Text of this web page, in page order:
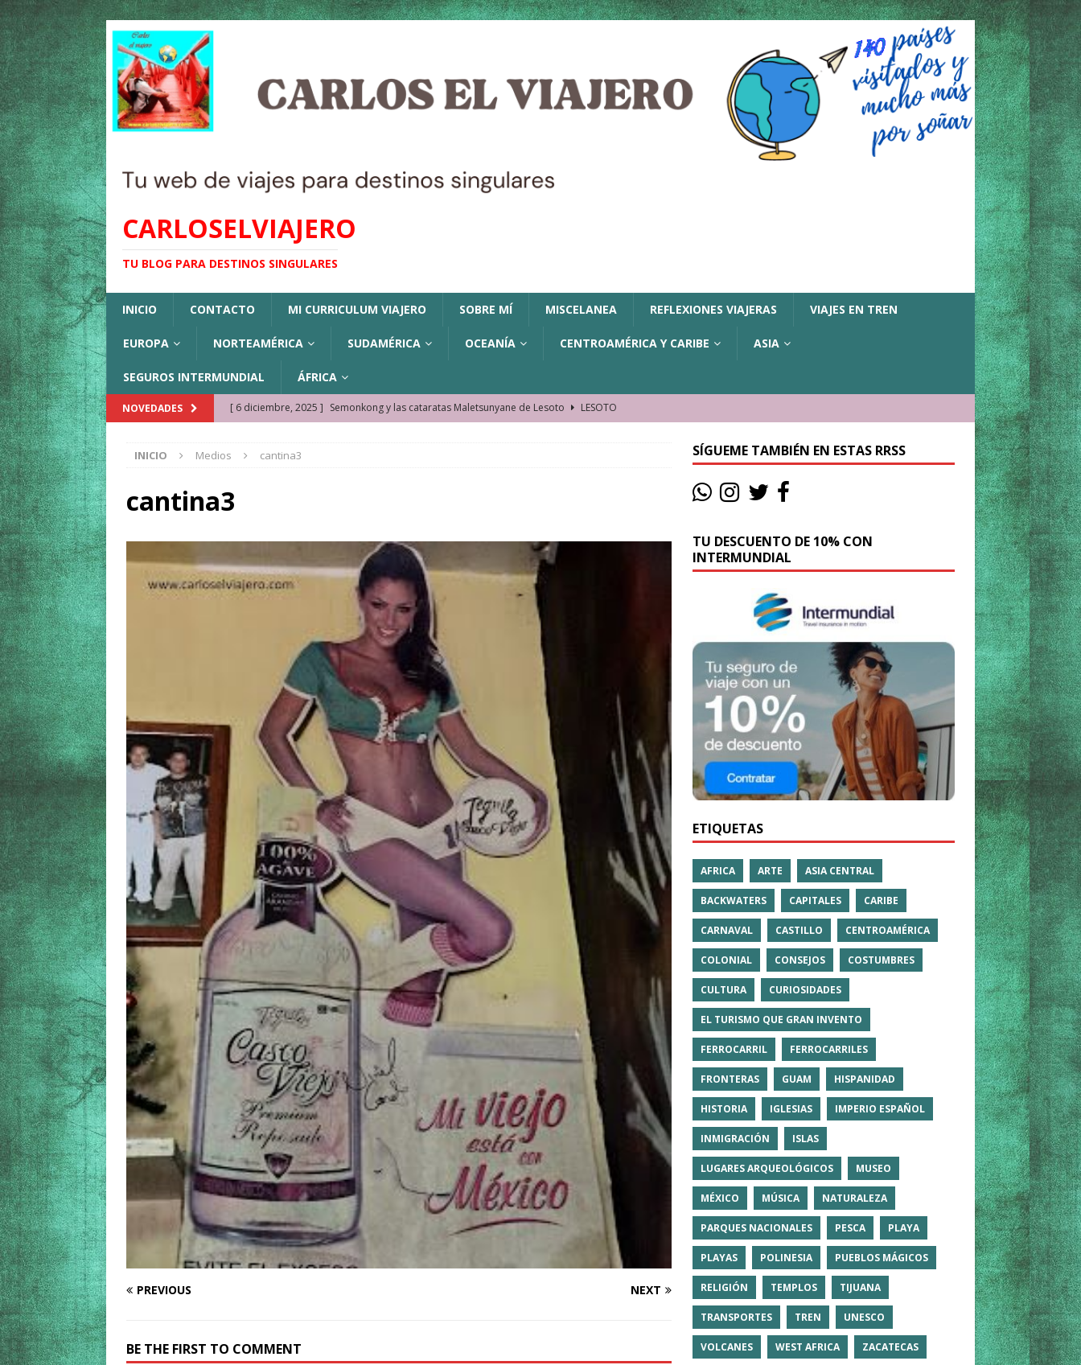
CARLOSELVIAJERO
TU BLOG PARA DESTINOS SINGULARES
INICIO CONTACTO MI CURRICULUM VIAJERO SOBRE MÍ MISCELANEA REFLEXIONES VIAJERAS VIAJES EN TREN
EUROPA NORTEAMÉRICA SUDAMÉRICA OCEANÍA CENTROAMÉRICA Y CARIBE ASIA
SEGUROS INTERMUNDIAL ÁFRICA
NOVEDADES [ 6 diciembre, 2025 ] Semonkong y las cataratas Maletsunyane de Lesoto
LESOTO
KAZAJISTÁN
[ 22 noviembre, 2025 ]
[ 9 octubre, 2025 ] JAMAICA. La historia de la misteriosa avioneta de la playa
JAMAICA
[ 27 septiembre, 2025 ] Cómo moverse en Seychelles de manera sostenible
Qué ver en Manama. La capital de Baréin
BARÉIN
Ela Nguema. El barrio más castizo de Malabo GUINEA ECUATORIAL
INICIO Medios cantina3
cantina3
PREVIOUS NEXT
BE THE FIRST TO COMMENT
SÍGUEME TAMBIÉN EN ESTAS RRSS
TU DESCUENTO DE 10% CON
INTERMUNDIAL
ETIQUETAS
AFRICA ARTE ASIA CENTRAL
BACKWATERS CAPITALES CARIBE
CARNAVAL CASTILLO CENTROAMÉRICA
COLONIAL CONSEJOS COSTUMBRES
CULTURA CURIOSIDADES
EL TURISMO QUE GRAN INVENTO
FERROCARRIL FERROCARRILES
FRONTERAS GUAM HISPANIDAD
HISTORIA IGLESIAS IMPERIO ESPAÑOL
INMIGRACIÓN ISLAS
LUGARES ARQUEOLÓGICOS MUSEO
MÉXICO MÚSICA NATURALEZA
PARQUES NACIONALES PESCA PLAYA
PLAYAS POLINESIA PUEBLOS MÁGICOS
RELIGIÓN TEMPLOS TIJUANA
TRANSPORTES TREN UNESCO
VOLCANES WEST AFRICA ZACATECAS